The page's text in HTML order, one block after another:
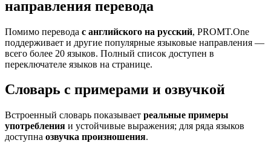
направления перевода
Помимо перевода с английского на русский, PROMT.One
поддерживает и другие популярные языковые направления —
всего более 20 языков. Полный список доступен в
переключателе языков на странице.
Словарь с примерами и озвучкой
Встроенный словарь показывает реальные примеры
употребления и устойчивые выражения; для ряда языков
доступна озвучка произношения.